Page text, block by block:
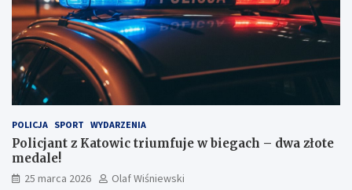
POLICJA SPORT WYDARZENIA
Policjant z Katowic triumfuje w biegach – dwa złote
medale!
25 marca 2026
Olaf Wiśniewski